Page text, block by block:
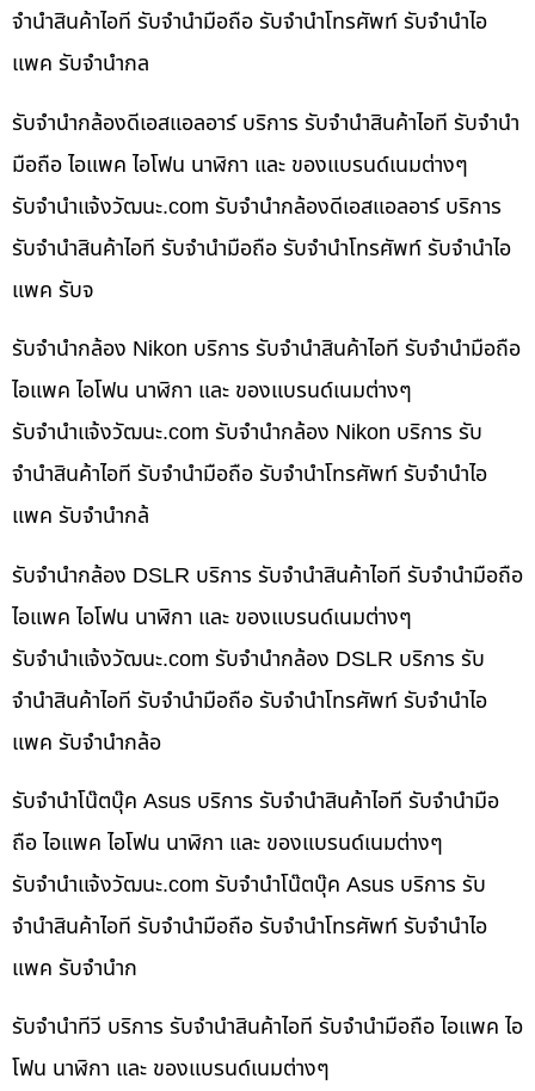
จำนำสินค้าไอที รับจำนำมือถือ รับจำนำโทรศัพท์ รับจำนำไอ
แพค รับจำนำกล
รับจำนำกล้องดีเอสแอลอาร์ บริการ รับจำนำสินค้าไอที รับจำนำ
มือถือ ไอแพค ไอโฟน นาฬิกา และ ของแบรนด์เนมต่างๆ
รับจํานําแจ้งวัฒนะ.com รับจำนำกล้องดีเอสแอลอาร์ บริการ
รับจำนำสินค้าไอที รับจำนำมือถือ รับจำนำโทรศัพท์ รับจำนำไอ
แพค รับจ
รับจำนำกล้อง Nikon บริการ รับจำนำสินค้าไอที รับจำนำมือถือ
ไอแพค ไอโฟน นาฬิกา และ ของแบรนด์เนมต่างๆ
รับจํานําแจ้งวัฒนะ.com รับจำนำกล้อง Nikon บริการ รับ
จำนำสินค้าไอที รับจำนำมือถือ รับจำนำโทรศัพท์ รับจำนำไอ
แพค รับจำนำกล้
รับจำนำกล้อง DSLR บริการ รับจำนำสินค้าไอที รับจำนำมือถือ
ไอแพค ไอโฟน นาฬิกา และ ของแบรนด์เนมต่างๆ
รับจํานําแจ้งวัฒนะ.com รับจำนำกล้อง DSLR บริการ รับ
จำนำสินค้าไอที รับจำนำมือถือ รับจำนำโทรศัพท์ รับจำนำไอ
แพค รับจำนำกล้อ
รับจำนำโน๊ตบุ๊ค Asus บริการ รับจำนำสินค้าไอที รับจำนำมือ
ถือ ไอแพค ไอโฟน นาฬิกา และ ของแบรนด์เนมต่างๆ
รับจํานําแจ้งวัฒนะ.com รับจำนำโน๊ตบุ๊ค Asus บริการ รับ
จำนำสินค้าไอที รับจำนำมือถือ รับจำนำโทรศัพท์ รับจำนำไอ
แพค รับจำนำก
รับจำนำทีวี บริการ รับจำนำสินค้าไอที รับจำนำมือถือ ไอแพค ไอ
โฟน นาฬิกา และ ของแบรนด์เนมต่างๆ